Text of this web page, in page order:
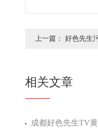
上一篇： 好色先生
相关文章
成都好色先生TV黄